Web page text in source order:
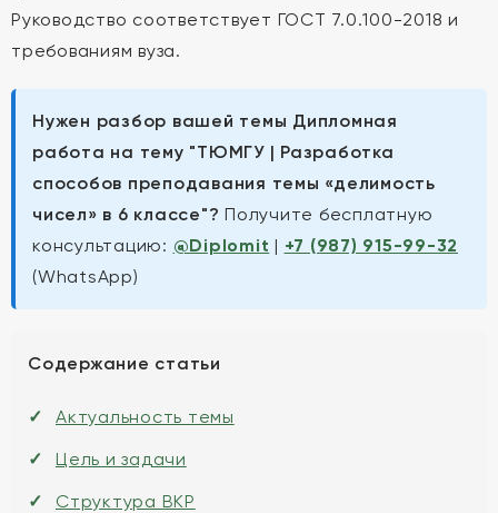
Руководство соответствует ГОСТ 7.0.100-2018 и
требованиям вуза.
Нужен разбор вашей темы Дипломная
работа на тему "ТЮМГУ | Разработка
способов преподавания темы «делимость
чисел» в 6 классе"? Получите бесплатную
консультацию: @Diplomit | +7 (987) 915-99-32
(WhatsApp)
Содержание статьи
Актуальность темы
Цель и задачи
Структура ВКР